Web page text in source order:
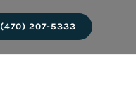
(470) 207-5333